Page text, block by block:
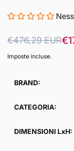
Prezzo
di
€476,29 EUR
Prezzo
scontato
Imposte incluse.
BRAND:
CATEGORIA:
DIMENSIONI LxH: